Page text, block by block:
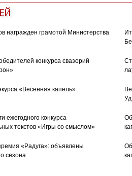
награжден грамотой Министерства
конкурса свазорий
«Весенняя капель»
ежегодного конкурса
текстов «Игры со смыслом»
«Радуга»: объявлены
сезона